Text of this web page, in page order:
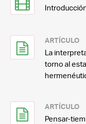
ARTÍCULO
La
torno al
ARTÍCULO
Pensar-